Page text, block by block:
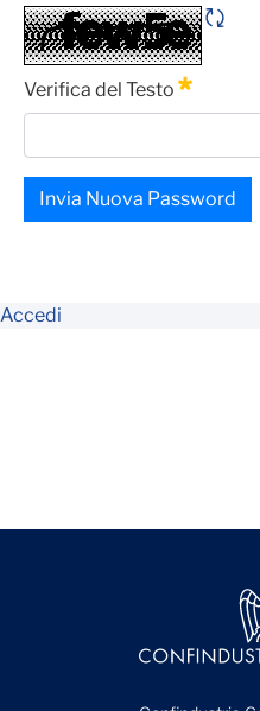
Verifica del Testo
Obbligatorio
Invia Nuova Password
Accedi